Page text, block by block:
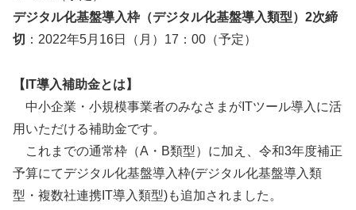
デジタル化基盤導入枠（デジタル化基盤導入類型）2次締
切 ：2022年5月16日（月）17：00（予定）
【IT導入補助金とは】
中小企業・小規模事業者のみなさまがITツール導入に活
用いただける補助金です。
これまでの通常枠（A・B類型）に加え、令和3年度補正
予算にてデジタル化基盤導入枠(デジタル化基盤導入類
型・複数社連携IT導入類型)も追加されました。